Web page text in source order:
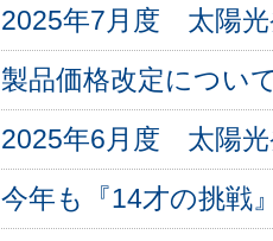
2025年7月度 太陽光
製品価格改定につい
2025年6月度 太陽光
今年も『14才の挑戦